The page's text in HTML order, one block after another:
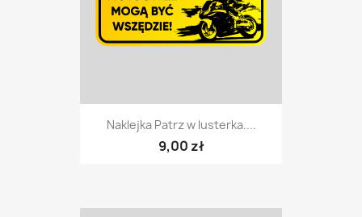
Naklejka Patrz w lusterka....
9,00 zł